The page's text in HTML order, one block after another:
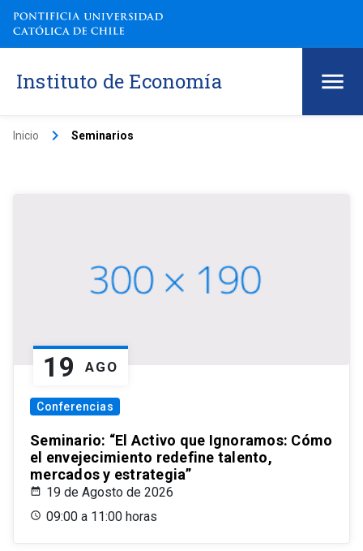
Instituto de Economía
Inicio keyboard_arrow_right Seminarios
19 AGO
Conferencias
Seminario: “El Activo que Ignoramos: Cómo
el envejecimiento redefine talento,
mercados y estrategia”
19 de Agosto de 2026
09:00 a 11:00 horas